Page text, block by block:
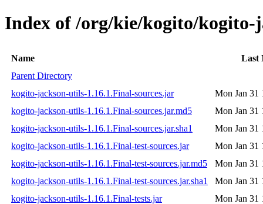
Index of /org/kie/kogito/kogito-
Name
Last
Parent Directory
kogito-jackson-utils-1.16.1.Final-sources.jar
Mon Jan 31
kogito-jackson-utils-1.16.1.Final-sources.jar.md5
Mon Jan 31
kogito-jackson-utils-1.16.1.Final-sources.jar.sha1
Mon Jan 31
kogito-jackson-utils-1.16.1.Final-test-sources.jar
Mon Jan 31
kogito-jackson-utils-1.16.1.Final-test-sources.jar.md5
Mon Jan 31
kogito-jackson-utils-1.16.1.Final-test-sources.jar.sha1
Mon Jan 31
kogito-jackson-utils-1.16.1.Final-tests.jar
Mon Jan 31